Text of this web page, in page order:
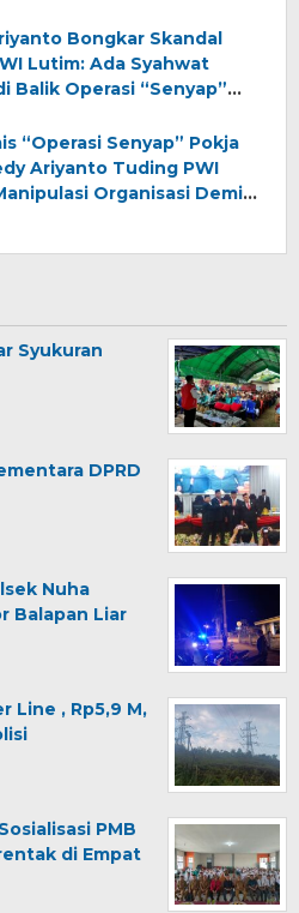
Bongkar Skandal
Lutim: Ada Syahwat
Balik Operasi “Senyap”
“Operasi Senyap” Pokja
Ariyanto Tuding PWI
Organisasi Demi
Syukuran
DPRD
Nuha
Balapan Liar
Line , Rp5,9 M,
PMB
di Empat